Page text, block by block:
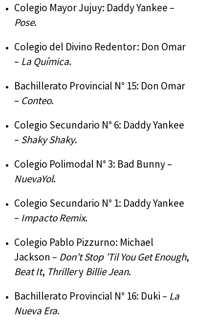
Colegio Mayor Jujuy: Daddy Yankee –
Pose.
Colegio del Divino Redentor: Don Omar
– La Química.
Bachillerato Provincial N° 15: Don Omar
– Conteo.
Colegio Secundario N° 6: Daddy Yankee
– Shaky Shaky.
Colegio Polimodal N° 3: Bad Bunny –
NuevaYol.
Colegio Secundario N° 1: Daddy Yankee
– Impacto Remix.
Colegio Pablo Pizzurno: Michael
Jackson – Don’t Stop ’Til You Get Enough,
Beat It, Thrillery Billie Jean.
Bachillerato Provincial N° 16: Duki – La
Nueva Era.